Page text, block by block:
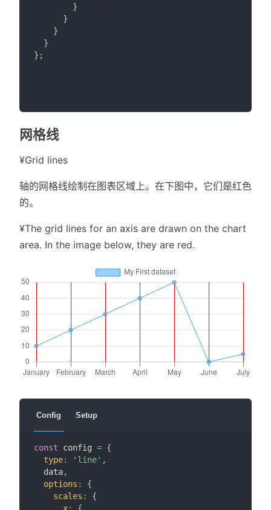
}
}
}
}
} ;
网格线
¥Grid lines
轴的网格线绘制在图表区域上。在下图中，它们是红色
的。
¥The grid lines for an axis are drawn on the chart
area. In the image below, they are red.
Config Setup
const config = {
type: 'line' ,
  data
,
options :
{
scales :
{
x:
{